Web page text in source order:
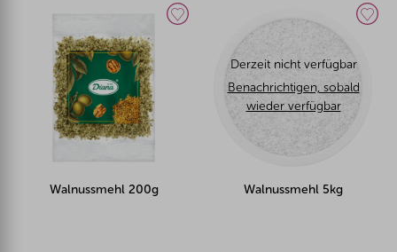
Walnussmehl 200g
Derzeit nicht verfügbar
Benachrichtigen, sobald
wieder verfügbar
Walnussmehl 5kg